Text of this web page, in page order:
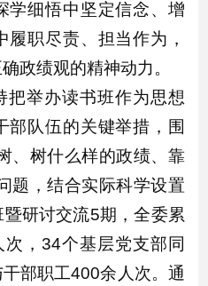
学细悟中坚定信念、增
职尽责、担当作为，
政绩观的精神动力。
把举办读书班作为思想
部队伍的关键举措，围
、树什么样的政绩、靠
题，结合实际科学设置
研讨交流5期，全委累
，34个基层党支部同
部职工400余人次。通